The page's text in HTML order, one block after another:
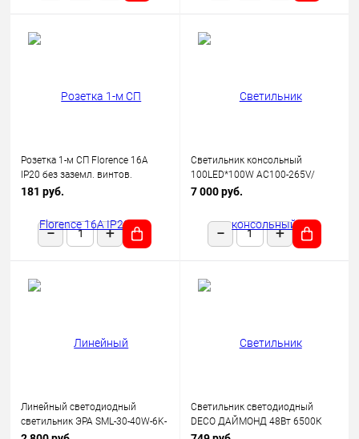
Розетка 1-м СП Florence 16А
IP20 без заземл. винтов.
клеммы механизм беж.
181 руб.
Светильник консольный
100LED*100W AC100-265V/
50Hz, SP2924 цвет серый (IP65),
7 000 руб.
Линейный светодиодный
светильник ЭРА SML-30-40W-6K-
12-B 40Вт 6500K 3600Лм
Светильник светодиодный
DECO ДАЙМОНД 48Вт 6500К
3120лм 230В 377х73мм IN